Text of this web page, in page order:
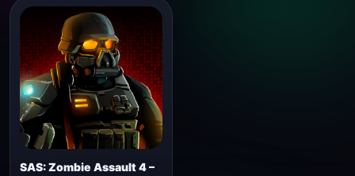
SAS: Zombie Assault 4 –